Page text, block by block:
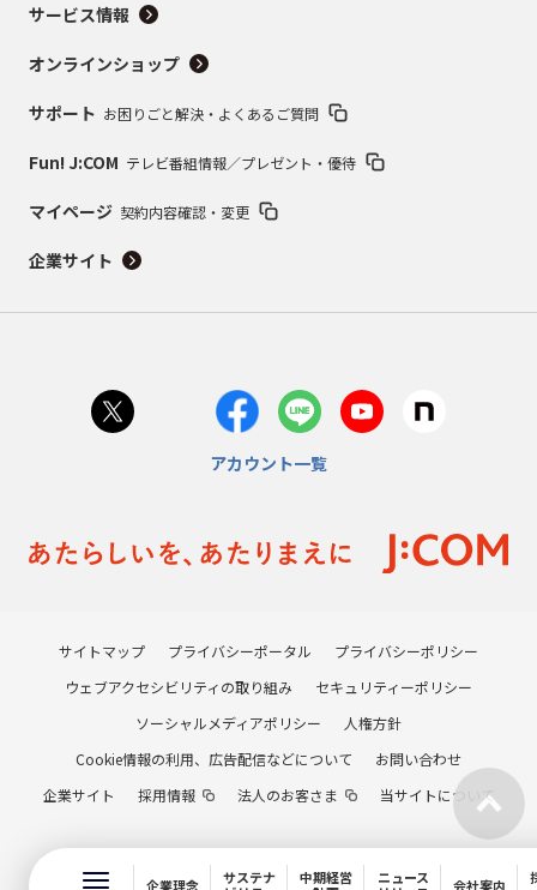
企業理念
サステナ
中期経営
ニュース
会社案内
サービス情報
オンラインショップ
サポート お困りごと解決・よくあるご質問
Fun! J:COM テレビ番組情報／プレゼント・優待
マイページ 契約内容確認・変更
企業サイト
アカウント一覧
サイトマップ プライバシーポータル
プライバシーポリシー
ウェブアクセシビリティの取り組み
セキュリティーポリシー
ソーシャルメディアポリシー
人権方針
Cookie情報の利用、広告配信などについて
お問い合わせ
企業サイト
採用情報 法人のお客さま 当サイトについて